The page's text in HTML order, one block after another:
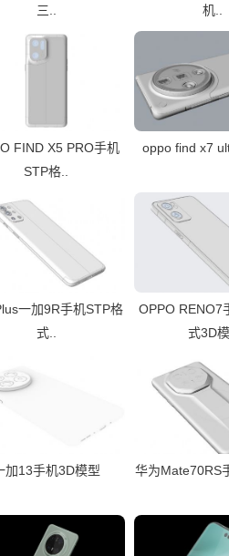
三..
机..
FIND X5 PRO手机
STP格..
oppo find x7
一加9R手机STP格
式..
OPPO RENO7
式3D模..
加13手机3D模型 华为Mate70RS